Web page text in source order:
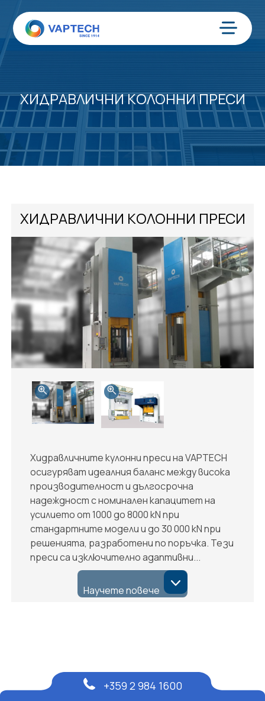
към
съдържанието
Меню
ХИДРАВЛИЧНИ КOЛОННИ ПРЕСИ
ХИДРАВЛИЧНИ КOЛОННИ ПРЕСИ
Хидравличните кулонни преси на VAPTECH
осигуряват идеалния баланс между висока
производителност и дългосрочна
надеждност с номинален капацитет на
усилието от 1000 до 8000 kN при
стандартните модели и до 30 000 kN при
решенията, разработени по поръчка. Тези
преси са изключително адаптивни...
Научете повече
+359 2 984 1600